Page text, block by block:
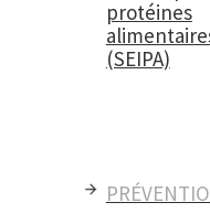
protéines
(SEIPA)